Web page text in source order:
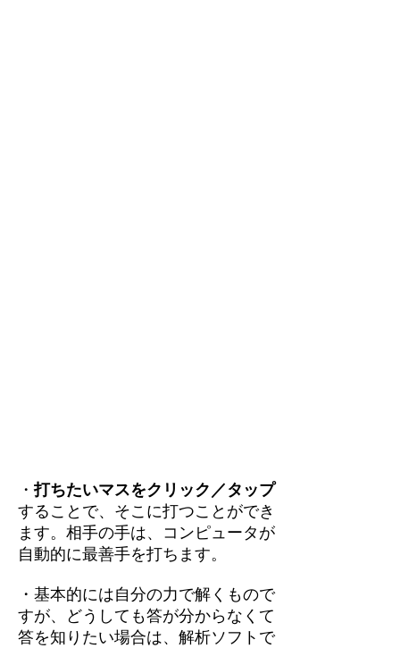
・打ちたいマスをクリック／タップ
することで、そこに打つことができ
ます。相手の手は、コンピュータが
自動的に最善手を打ちます。
・基本的には自分の力で解くもので
すが、どうしても答が分からなくて
答を知りたい場合は、解析ソフトで